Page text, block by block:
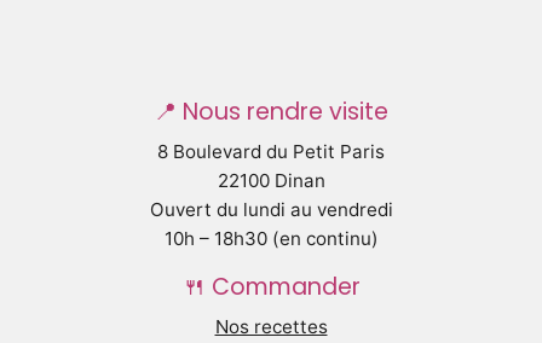
📍 Nous rendre visite
8 Boulevard du Petit Paris
22100 Dinan
Ouvert du lundi au vendredi
10h – 18h30 (en continu)
🍴 Commander
Nos recettes